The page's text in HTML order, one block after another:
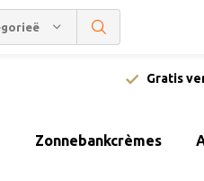
Gratis
Zonnebankcrèmes